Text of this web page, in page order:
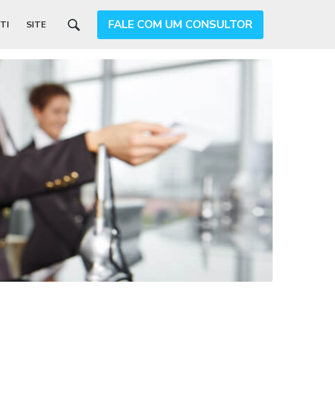
TI SITE FALE COM UM CONSULTOR